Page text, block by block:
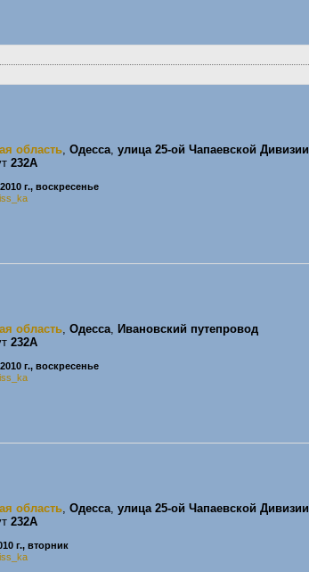
область, Одесса, улица 25-ой Чапаевской Дивизии
232А
г., воскресенье
область, Одесса, Ивановский путепровод
232А
г., воскресенье
область, Одесса, улица 25-ой Чапаевской Дивизии
232А
г., вторник